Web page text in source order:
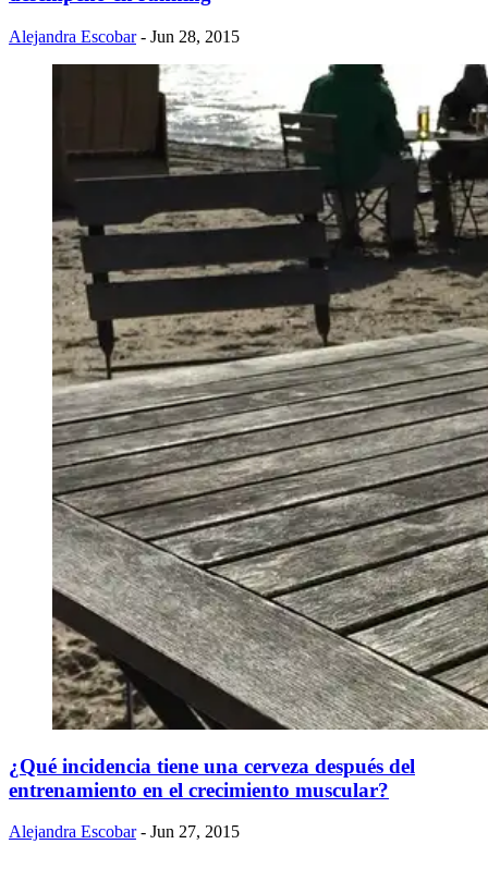
Alejandra Escobar - Jun 28, 2015
​¿Qué incidencia tiene una cerveza después del
entrenamiento en el crecimiento muscular?
Alejandra Escobar - Jun 27, 2015